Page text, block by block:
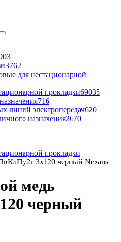
3762
для нестационарной
прокладки69035
716
линий электропередач620
назначения2670
прокладки
3x120 черный Nexans
медь
черный